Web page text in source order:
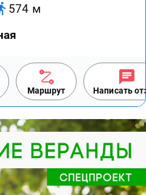
574 м
Маршрут Написать